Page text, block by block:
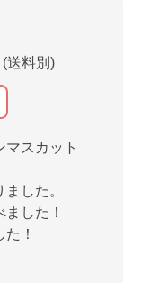
送料別)
マスカット
した。
した！
！